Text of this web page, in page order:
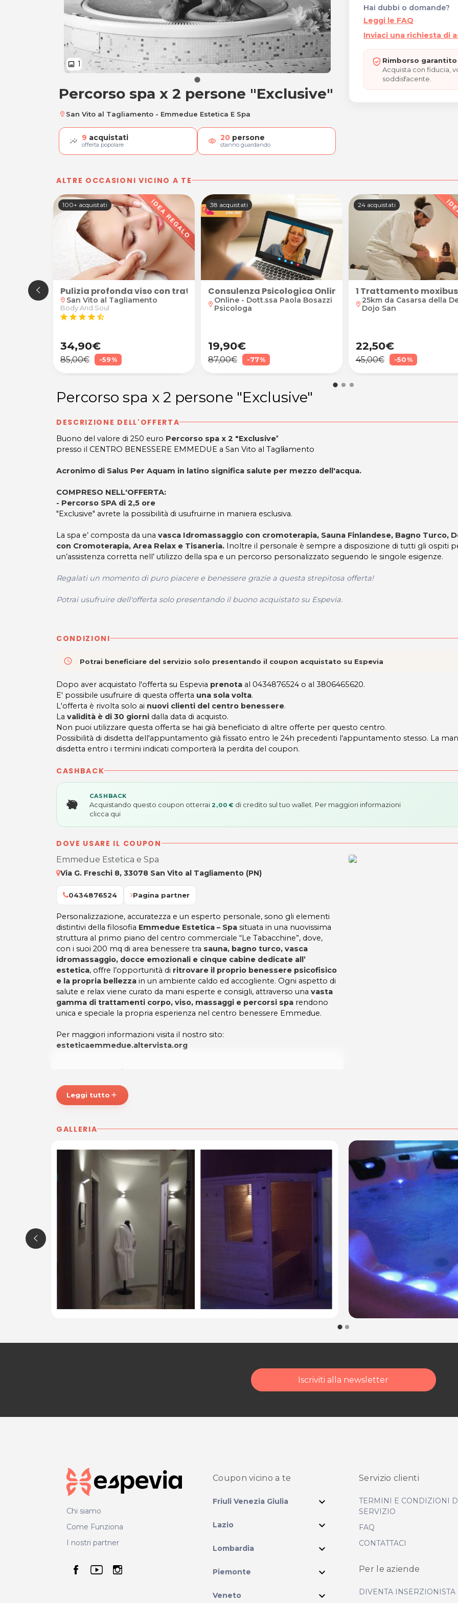
image 1
Percorso spa x 2 persone "Exclusive"
Percorso spa x 2 persone "Exclusive"
location_on San Vito al Tagliamento - Emmedue Estetica E Spa
9 acquistati
offerta popolare visibility 20 persone
stanno guardando
Hai dubbi o domande?
Leggi le FAQ
Inviaci una richiesta di
Rimborso
Acquista con fiducia,
soddisfacente.
ALTRE OCCASIONI VICINO A TE
total body
100+ acquistati
Pulizia profonda viso con trattamento illuminante
location_on San Vito al Tagliamento
Body And Soul
star star star star star_half
34,90€
85,00€ -59%
38 acquistati
Consulenza Psicologica Online Individuale o Familiare
location_on Online - Dott.ssa Paola Bosazzi
Psicologa
19,90€
87,00€ -77%
24 acquistati
1 Trattamento
location_on 25km da Casarsa della
Dojo San
22,50€
45,00€ -50%
Percorso spa x 2 persone "Exclusive"
DESCRIZIONE DELL'OFFERTA
Buono del valore di 250 euro Percorso spa x 2 "Exclusive"
presso il CENTRO BENESSERE EMMEDUE a San Vito al Tagliamento
Acronimo di Salus Per Aquam in latino significa salute per mezzo dell'acqua.
COMPRESO NELL'OFFERTA:
- Percorso SPA di 2,5 ore
"Exclusive" avrete la possibilità di usufruirne in maniera esclusiva.
La spa e’ composta da una vasca Idromassaggio con cromoterapia, Sauna Finlandese, Bagno Turco,
con Cromoterapia, Area Relax e Tisaneria. Inoltre il personale è sempre a disposizione di tutti gli ospiti
un’assistenza corretta nell’ utilizzo della spa e un percorso personalizzato seguendo le singole esigenze.
Regalati un momento di puro piacere e benessere grazie a questa strepitosa offerta!
Potrai usufruire dell'offerta solo presentando il buono acquistato su Espevia.
CONDIZIONI
access_time Potrai beneficiare del servizio solo presentando il coupon acquistato su Espevia
Dopo aver acquistato l'offerta su Espevia prenota al 0434876524 o al 3806465620.
E' possibile usufruire di questa offerta una sola volta.
L'offerta è rivolta solo ai nuovi clienti del centro benessere.
La validità è di 30 giorni dalla data di acquisto.
Non puoi utilizzare questa offerta se hai già beneficiato di altre offerte per questo centro.
Possibilità di disdetta dell'appuntamento già fissato entro le 24h precedenti l'appuntamento stesso. La
disdetta entro i termini indicati comporterà la perdita del coupon.
CASHBACK
CASHBACK
Acquistando questo coupon otterrai 2,00 € di credito sul tuo wallet. Per maggiori informazioni
clicca qui
DOVE USARE IL COUPON
Emmedue Estetica e Spa
Via G. Freschi 8, 33078 San Vito al Tagliamento (PN)
0434876524 Pagina partner
Personalizzazione, accuratezza e un esperto personale, sono gli elementi
distintivi della filosofia Emmedue Estetica – Spa situata in una nuovissima
struttura al primo piano del centro commerciale “Le Tabacchine”, dove,
con i suoi 200 mq di area benessere tra sauna, bagno turco, vasca
idromassaggio, docce emozionali e cinque cabine dedicate all’
estetica, offre l’opportunità di ritrovare il proprio benessere psicofisico
e la propria bellezza in un ambiente caldo ed accogliente. Ogni aspetto di
salute e relax viene curato da mani esperte e consigli, attraverso una vasta
gamma di trattamenti corpo, viso, massaggi e percorsi spa rendono
unica e speciale la propria esperienza nel centro benessere Emmedue.
Per maggiori informazioni visita il nostro sito:
esteticaemmedue.altervista.org
Emmedue Estetica e Spa
Via G. Freschi, 8
San Vito al Tagliamento (PN)
Tel. 0434 876524 / 3806465620
Per ulteriori informazioni sull'offerta o sulle modalità di acquisto scrivi a
Leggi tutto add
GALLERIA
Iscriviti alla newsletter
Chi siamo
Come Funziona
I nostri partner
seguici su facebook
seguici su youtube
seguici su instagram
Coupon vicino a te
Friuli Venezia Giulia expand_more
Lazio expand_more
Lombardia expand_more
Piemonte expand_more
Veneto expand_more
Servizio clienti
TERMINI E CONDIZIONI
SERVIZIO
FAQ
CONTATTACI
Per le aziende
DIVENTA INSERZIONISTA